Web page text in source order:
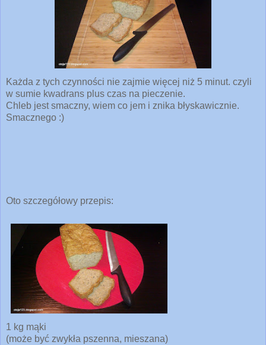
Każda z tych czynności nie zajmie więcej niż 5 minut. czyli
w sumie kwadrans plus czas na pieczenie.
Chleb jest smaczny, wiem co jem i znika błyskawicznie.
Smacznego :)
Oto szczegółowy przepis:
1 kg mąki
(może być zwykła pszenna, mieszana)